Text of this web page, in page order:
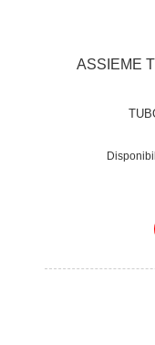
ASSIEME